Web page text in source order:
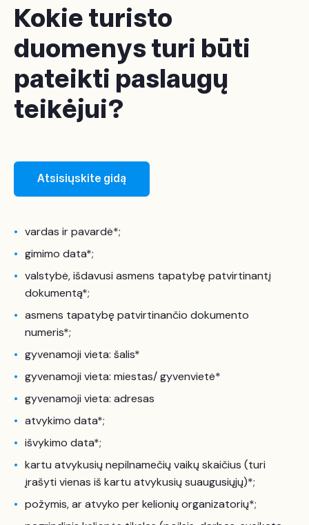
Kokie turisto
duomenys turi būti
pateikti paslaugų
teikėjui?
Atsisiųskite gidą
vardas ir pavardė*;
gimimo data*;
valstybė, išdavusi asmens tapatybę patvirtinantį
dokumentą*;
asmens tapatybę patvirtinančio dokumento
numeris*;
gyvenamoji vieta: šalis*
gyvenamoji vieta: miestas/ gyvenvietė*
gyvenamoji vieta: adresas
atvykimo data*;
išvykimo data*;
kartu atvykusių nepilnamečių vaikų skaičius (turi
įrašyti vienas iš kartu atvykusių suaugusiųjų)*;
požymis, ar atvyko per kelionių organizatorių*;